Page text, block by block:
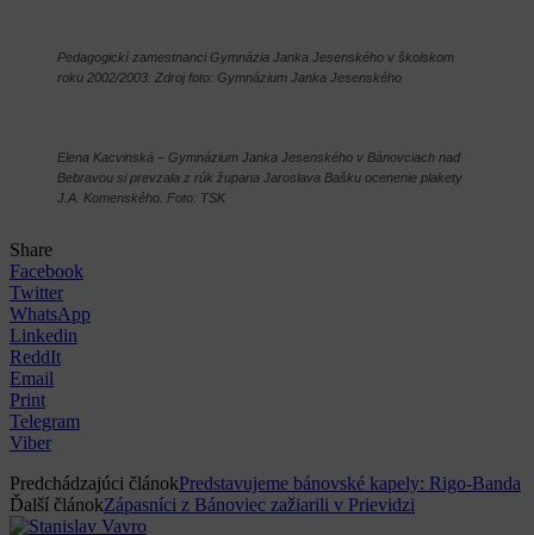
Pedagogickí zamestnanci Gymnázia Janka Jesenského v školskom
roku 2002/2003. Zdroj foto: Gymnázium Janka Jesenského
Elena Kacvinská – Gymnázium Janka Jesenského v Bánovciach nad
Bebravou si prevzala z rúk župana Jaroslava Bašku ocenenie plakety
J.A. Komenského. Foto: TSK
Share
Facebook
Twitter
WhatsApp
Linkedin
ReddIt
Email
Print
Telegram
Viber
Predchádzajúci článokPredstavujeme bánovské kapely: Rigo-Banda
Ďalší článokZápasníci z Bánoviec zažiarili v Prievidzi